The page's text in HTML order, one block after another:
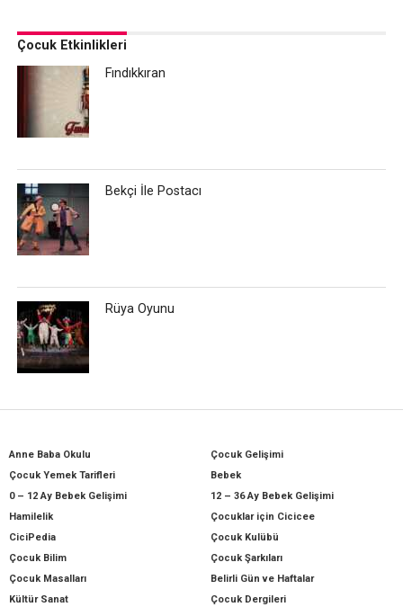
Çocuk Etkinlikleri
Fındıkkıran
Bekçi İle Postacı
Rüya Oyunu
Anne Baba Okulu
Çocuk Gelişimi
Çocuk Yemek Tarifleri
Bebek
0 – 12 Ay Bebek Gelişimi
12 – 36 Ay Bebek Gelişimi
Hamilelik
Çocuklar için Cicicee
CiciPedia
Çocuk Kulübü
Çocuk Bilim
Çocuk Şarkıları
Çocuk Masalları
Belirli Gün ve Haftalar
Kültür Sanat
Çocuk Dergileri